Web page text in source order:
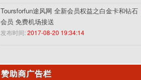
Toursforfun途风网 全新会员权益之白金卡和钻石
会员 免费机场接送
发布时间: 2017-08-20 19:34:14
赞助商广告栏